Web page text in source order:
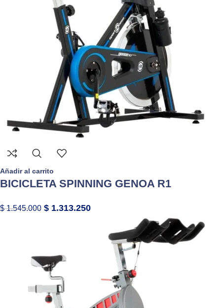
Añadir al carrito
BICICLETA SPINNING GENOA R1
$1.545.000 $ 1.313.250